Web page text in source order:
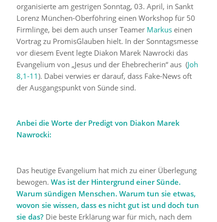
organisierte am gestrigen Sonntag, 03. April, in Sankt
Lorenz München-Oberföhring einen Workshop für 50
Firmlinge, bei dem auch unser Teamer Markuseinen
Vortrag zu PromisGlauben hielt. In der Sonntagsmesse
vor diesem Event legte Diakon Marek Nawrocki das
Evangelium von „Jesus und der Ehebrecherin“ aus (Joh
8,1-11). Dabei verwies er darauf, dass Fake-News oft
der Ausgangspunkt von Sünde sind.
Anbei die Worte der Predigt von Diakon Marek
Nawrocki:
Das heutige Evangelium hat mich zu einer Überlegung
bewogen. Was ist der Hintergrund einer Sünde.
Warum sündigen Menschen. Warum tun sie etwas,
wovon sie wissen, dass es nicht gut ist und doch tun
sie das?Die beste Erklärung war für mich, nach dem